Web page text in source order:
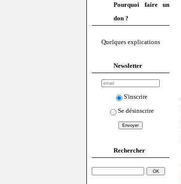
Pourquoi faire un
don ?
Quelques explications
Newsletter
S'inscrire
Se désinscrire
Rechercher